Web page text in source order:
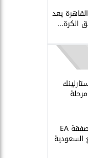
يعد
الكرة...
سامر شقير: صفقة EA
السعودية